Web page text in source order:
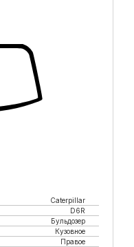
Caterpillar
D6R
Бульдозер
Кузовное
Правое